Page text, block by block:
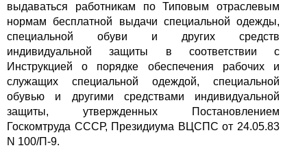
выдаваться работникам по Типовым отраслевым
нормам бесплатной выдачи специальной одежды,
специальной обуви и других средств
индивидуальной защиты в соответствии с
Инструкцией о порядке обеспечения рабочих и
служащих специальной одеждой, специальной
обувью и другими средствами индивидуальной
защиты, утвержденных Постановлением
Госкомтруда СССР, Президиума ВЦСПС от 24.05.83
N 100/П-9.